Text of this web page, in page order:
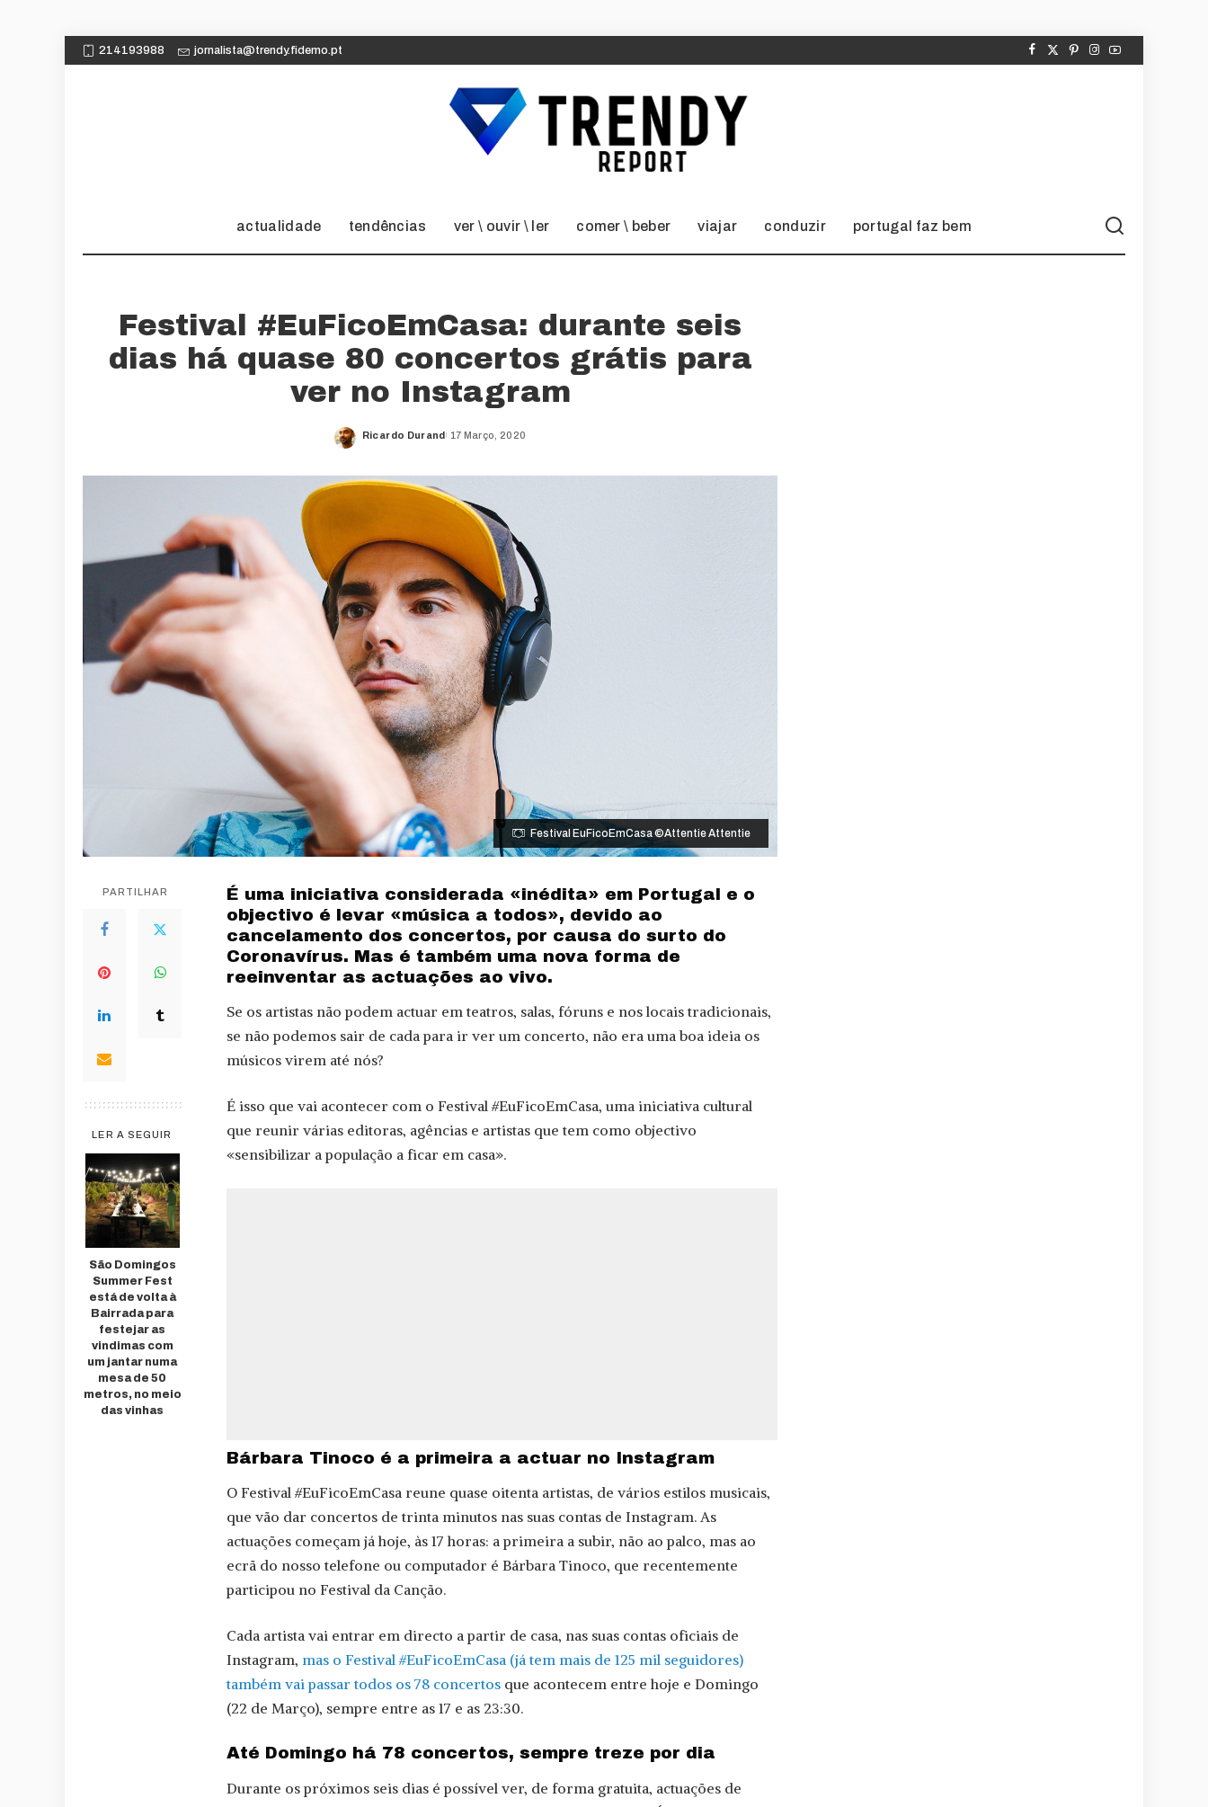
214193988 jornalista@trendy.fidemo.pt
actualidade tendências ver \ ouvir \ ler comer \ beber viajar conduzir portugal faz bem
Festival #EuFicoEmCasa: durante seis
dias há quase 80 concertos grátis para
ver no Instagram
Posted
Ricardo Durand 17 Março, 2020
Festival EuFicoEmCasa ©Attentie Attentie
PARTILHAR
LER A SEGUIR
São Domingos
Summer Fest
está de volta à
Bairrada para
festejar as
vindimas com
um jantar numa
mesa de 50
metros, no meio
das vinhas
É uma iniciativa considerada «inédita» em Portugal e o
objectivo é levar «música a todos», devido ao
cancelamento dos concertos, por causa do surto do
Coronavírus. Mas é também uma nova forma de
reeinventar as actuações ao vivo.
Se os artistas não podem actuar em teatros, salas, fóruns e nos locais tradicionais,
se não podemos sair de cada para ir ver um concerto, não era uma boa ideia os
músicos virem até nós?
É isso que vai acontecer com o Festival #EuFicoEmCasa, uma iniciativa cultural
que reunir várias editoras, agências e artistas que tem como objectivo
«sensibilizar a população a ficar em casa».
Bárbara Tinoco é a primeira a actuar no Instagram
O Festival #EuFicoEmCasa reune quase oitenta artistas, de vários estilos musicais,
que vão dar concertos de trinta minutos nas suas contas de Instagram. As
actuações começam já hoje, às 17 horas: a primeira a subir, não ao palco, mas ao
ecrã do nosso telefone ou computador é Bárbara Tinoco, que recentemente
participou no Festival da Canção.
Cada artista vai entrar em directo a partir de casa, nas suas contas oficiais de
Instagram, mas o Festival #EuFicoEmCasa (já tem mais de 125 mil seguidores)
também vai passar todos os 78 concertos que acontecem entre hoje e Domingo
(22 de Março), sempre entre as 17 e as 23:30.
Até Domingo há 78 concertos, sempre treze por dia
Durante os próximos seis dias é possível ver, de forma gratuita, actuações de